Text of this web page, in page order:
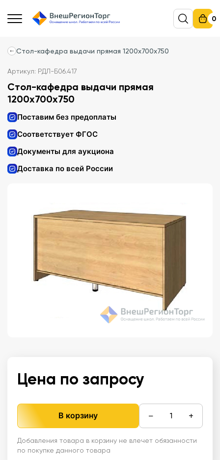
0
Стол-кафедра выдачи прямая 1200х700х750
Артикул: РДЛ-Б06.417
Стол-кафедра выдачи прямая
1200х700х750
Поставим без предоплаты
Соответствует ФГОС
Документы для аукциона
Доставка по всей России
Цена по запросу
В корзину − +
Добавления товара в корзину не влечет обязанности
по покупке данного товара